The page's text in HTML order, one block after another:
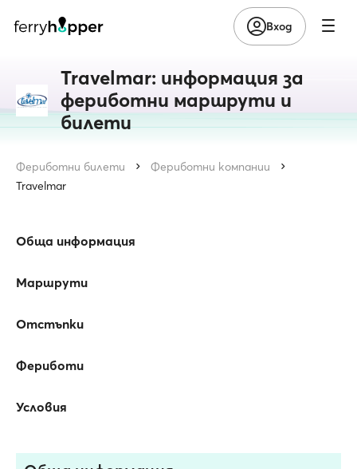
Вход
Travelmar: информация за
фериботни маршрути и
билети
Фериботни билети
Фериботни компании
Travelmar
Обща информация
Маршрути
Отстъпки
Фериботи
Условия